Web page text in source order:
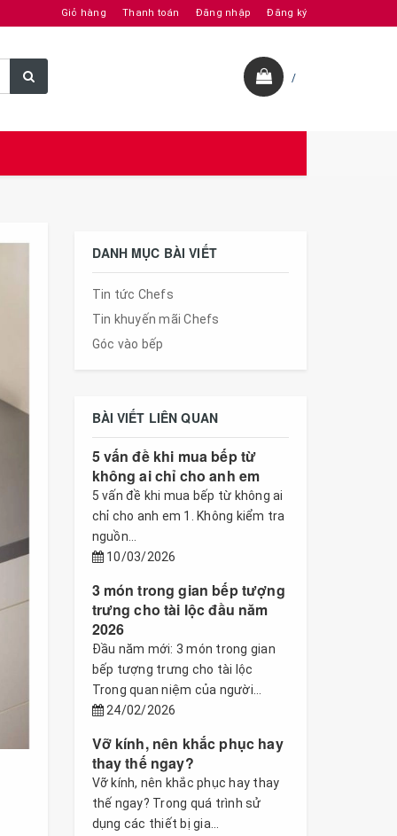
Giỏ hàng Thanh toán Đăng nhập Đăng ký
/
DANH MỤC BÀI VIẾT
Tin tức Chefs
Tin khuyến mãi Chefs
Góc vào bếp
BÀI VIẾT LIÊN QUAN
5 vấn đề khi mua bếp từ
không ai chỉ cho anh em
5 vấn đề khi mua bếp từ không ai
chỉ cho anh em 1. Không kiểm tra
nguồn...
10/03/2026
3 món trong gian bếp tượng
trưng cho tài lộc đầu năm
2026
Đầu năm mới: 3 món trong gian
bếp tượng trưng cho tài lộc
Trong quan niệm của người...
24/02/2026
Vỡ kính, nên khắc phục hay
thay thế ngay?
Vỡ kính, nên khắc phục hay thay
thế ngay? Trong quá trình sử
dụng các thiết bị gia...